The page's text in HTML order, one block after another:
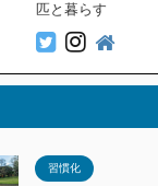
匹と暮らす
習慣化